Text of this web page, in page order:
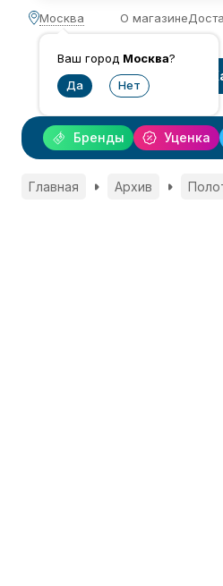
Москва
Ваш город Москва?
О магазине
Уценка
Бренды
Главная Архив